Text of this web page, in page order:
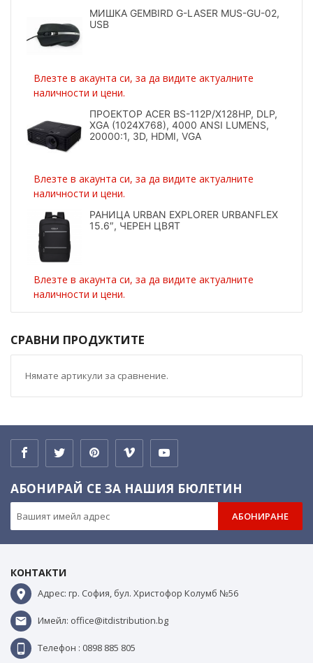
МИШКА GEMBIRD G-LASER MUS-GU-02,
USB
Влезте в акаунта си, за да видите актуалните
наличности и цени.
ПРОЕКТОР ACER BS-112P/X128HP, DLP,
XGA (1024X768), 4000 ANSI LUMENS,
20000:1, 3D, HDMI, VGA
Влезте в акаунта си, за да видите актуалните
наличности и цени.
РАНИЦА URBAN EXPLORER URBANFLEX
15.6″, ЧЕРЕН ЦВЯТ
Влезте в акаунта си, за да видите актуалните
наличности и цени.
СРАВНИ ПРОДУКТИТЕ
Нямате артикули за сравнение.
АБОНИРАЙ СЕ ЗА НАШИЯ БЮЛЕТИН
АБОНИРАНЕ
КОНТАКТИ
Адрес: гр. София, бул. Христофор Колумб №56
Имейл: office@itdistribution.bg
Телефон : 0898 885 805